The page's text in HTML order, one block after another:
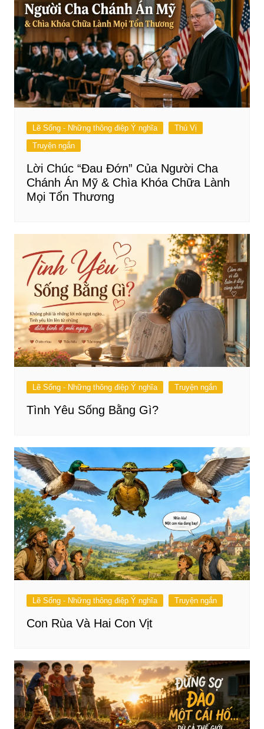
Lẽ Sống - Những thông điệp Ý nghĩa
Thú Vị
Truyện ngắn
Lời Chúc “Đau Đớn” Của Người Cha
Chánh Án Mỹ & Chìa Khóa Chữa Lành
Mọi Tổn Thương
Lẽ Sống - Những thông điệp Ý nghĩa Truyện ngắn
Tình Yêu Sống Bằng Gì?
Lẽ Sống - Những thông điệp Ý nghĩa Truyện ngắn
Con Rùa Và Hai Con Vịt